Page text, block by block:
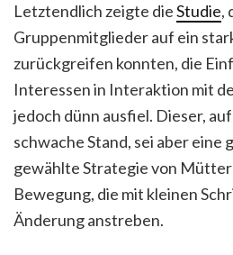
Letztendlich zeigte dieStudie,
Gruppenmitglieder auf ein
zurückgreifen konnten, die
Interessen in Interaktion mit
jedoch dünn ausfiel. Dieser,
schwache Stand, sei aber eine
gewählte Strategie von
Bewegung, die mit kleinen
Änderung anstreben.